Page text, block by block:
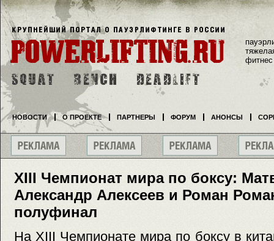
XIII Чемпионат мира по боксу:
Александр Алексеев и Роман
полуфинал
На XIII Чемпионате мира по боксу в
фитнес
НОВОСТИ О ПРОЕКТЕ ПАРТНЕРЫ ФОРУМ АНОНСЫ